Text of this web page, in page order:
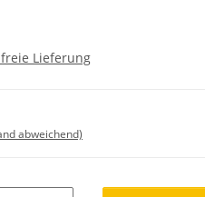
Lieferung
abweichend)